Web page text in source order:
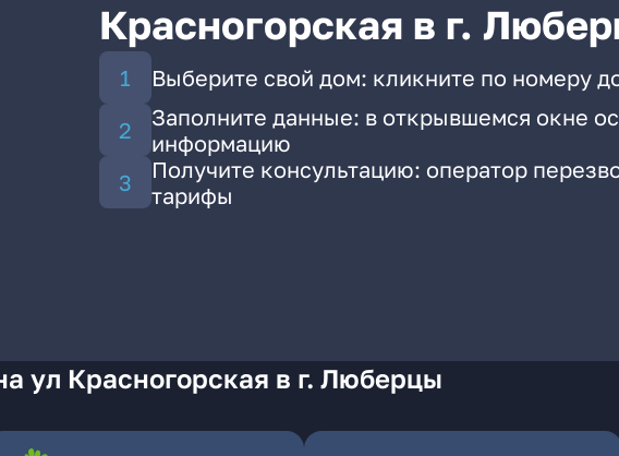
Красногорская в г.
Выберите свой дом: кликните по номеру
Заполните данные: в открывшемся окне
информацию
Получите консультацию: оператор
тарифы
ул Красногорская в г. Люберцы